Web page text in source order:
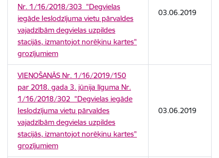
Nr. 1/16/2018/303 "Degvielas
iegāde Ieslodzījuma vietu pārvaldes
vajadzībām degvielas uzpildes
stacijās, izmantojot norēķinu kartes"
grozījumiem
03.06.2019
VIENOŠANĀS Nr. 1/16/2019/150
par 2018. gada 3. jūnija līguma Nr.
1/16/2018/302 "Degvielas iegāde
Ieslodzījuma vietu pārvaldes
vajadzībām degvielas uzpildes
stacijās, izmantojot norēķinu kartes"
grozījumiem
03.06.2019